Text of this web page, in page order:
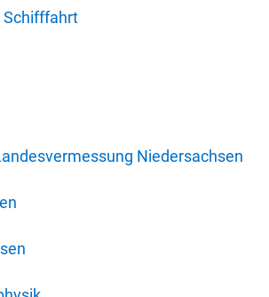
Schifffahrt
Niedersachsen